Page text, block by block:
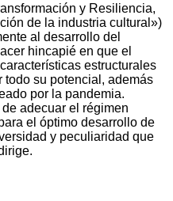
y Resiliencia,
de la industria cultural»)
al desarrollo del
hincapié en que el
estructurales
su potencial, además
por la pandemia.
adecuar el régimen
el óptimo desarrollo de
y peculiaridad que